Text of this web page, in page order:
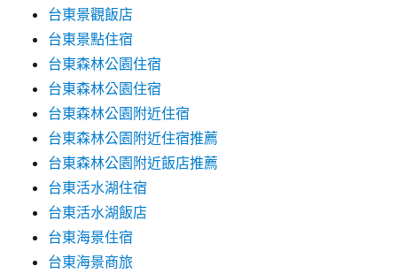
台東景觀飯店
台東景點住宿
台東森林公園住宿
台東森林公園住宿
台東森林公園附近住宿
台東森林公園附近住宿推薦
台東森林公園附近飯店推薦
台東活水湖住宿
台東活水湖飯店
台東海景住宿
台東海景商旅